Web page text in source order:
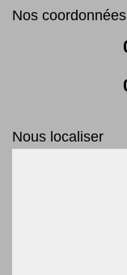
Nos coordonnées
Nous localiser